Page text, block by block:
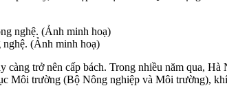
nghệ. (Ảnh minh hoạ)
càng trở nên cấp bách. Trong nhiều năm qua,
Môi trường (Bộ Nông nghiệp và Môi trường),